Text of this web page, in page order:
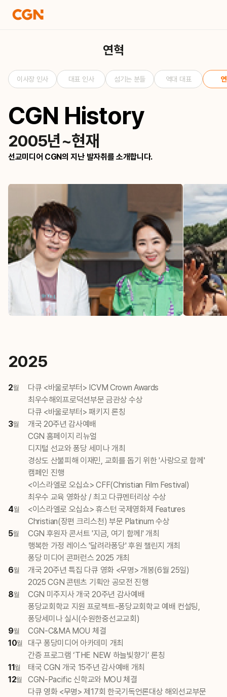
연혁
이사장 인사 대표 인사 섬기는 분들 역대 대표
CGN History
2005년~현재
선교미디어 CGN의 지난 발자취를 소개합니다.
2025
2월
다큐 <바울로부터> ICVM Crown Awards
최우수해외프로덕션부문 금관상 수상
다큐 <바울로부터> 패키지 론칭
3월
개국 20주년 감사예배
CGN 홈페이지 리뉴얼
디지털 선교와 퐁당 세미나 개최
경상도 산불피해 이재민, 교회를 돕기 위한 '사랑으로 함께'
캠페인 진행
<이스라엘로 오십쇼> CFF(Christian Film Festival)
최우수 교육 영화상 / 최고 다큐멘터리상 수상
4월
<이스라엘로 오십쇼> 휴스턴 국제영화제 Features
Christian(장편 크리스천) 부문 Platinum 수상
5월
CGN 후원자 콘서트 '지금, 여기 함께!' 개최
행복한 가정 레이스 '달려라퐁당' 후원 챌린지 개최
퐁당 미디어 콘퍼런스 2025 개최
6월
개국 20주년 특집 다큐 영화 <무명> 개봉(6월 25일)
2025 CGN 콘텐츠 기획안 공모전 진행
8월
CGN 미주지사 개국 20주년 감사예배
퐁당교회학교 지원 프로젝트-퐁당교회학교 예배 컨설팅,
퐁당세미나 실시(수원한중선교교회)
9월
CGN-C&MA MOU 체결
10월
대구 퐁당미디어 아카데미 개최
간증 프로그램 ‘THE NEW 하늘빛향기’ 론칭
11월
태국 CGN 개국 15주년 감사예배 개최
12월
CGN-Pacific 신학교와 MOU 체결
다큐 영화 <무명> 제17회 한국기독언론대상 해외선교부문